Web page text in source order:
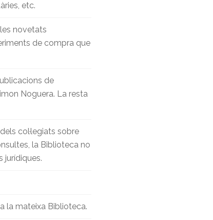
etc.
novetats
de compra que
de
Noguera. La resta
col·legiats sobre
la Biblioteca no
jurídiques.
la mateixa Biblioteca.